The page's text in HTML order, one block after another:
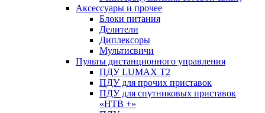
Аксессуары и прочее
Блоки питания
Делители
Диплексоры
Мультисвичи
Пульты дистанционного управления
ПДУ LUMAX Т2
ПДУ для прочих приставок
ПДУ для спутниковых приставок
«НТВ +»